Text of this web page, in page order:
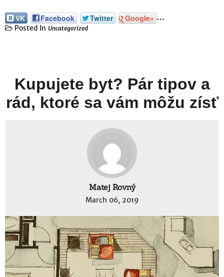
VK Facebook Twitter Google+ …
Posted In Uncategorized
Kupujete byt? Pár tipov a
rád, ktoré sa vám môžu zísť
Matej Rovný
March 06, 2019